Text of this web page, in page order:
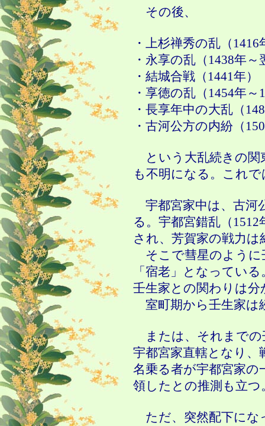
その後、
・上杉禅秀の乱（ 1416
・永享の乱（ 1438年～
・結城合戦（ 1441年）
・享徳の乱（ 1454年～
・長享年中の大乱（
・古河公方の内紛（
という大乱続きの関
も不明になる。これ
宇都宮家中は、古河
る。宇都宮錯乱（ 1512
され、芳賀家の戦力
そこで彗星のように
「宿老」となってい
壬生家との関わりは分
室町期から壬生家は
または、それまでの
宇都宮家直轄となり
名乗る者が宇都宮家の
領したとの推測も立つ
ただ、突然配下にな